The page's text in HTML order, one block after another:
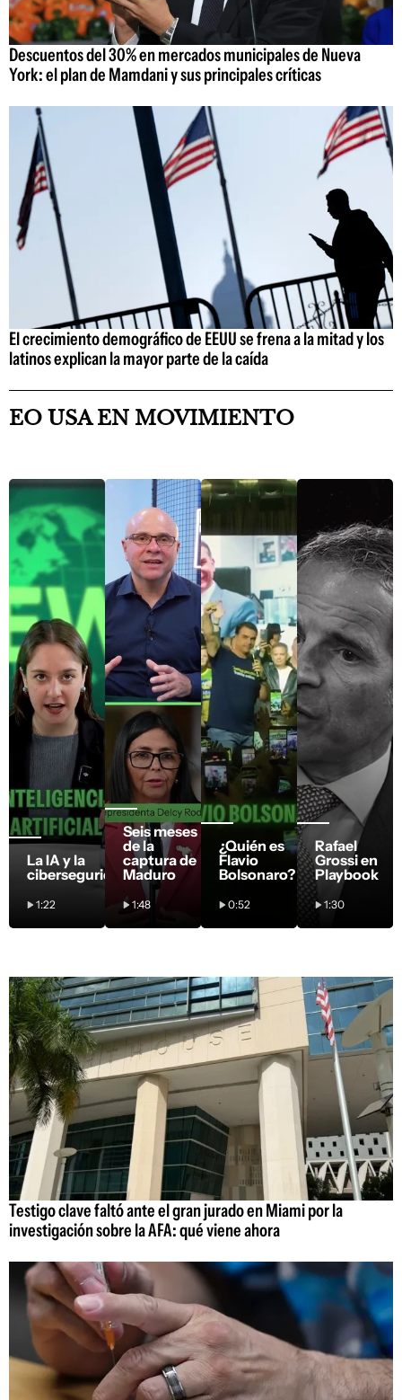
Descuentos del 30% en mercados municipales de Nueva
York: el plan de Mamdani y sus principales críticas
El crecimiento demográfico de EEUU se frena a la mitad y los
latinos explican la mayor parte de la caída
EO USA EN MOVIMIENTO
Testigo clave faltó ante el gran jurado en Miami por la
investigación sobre la AFA: qué viene ahora